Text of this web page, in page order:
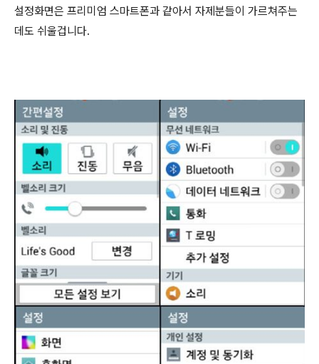
설정화면은 프리미엄 스마트폰과 같아서 자제분들이 가르쳐주는
데도 쉬울겁니다.